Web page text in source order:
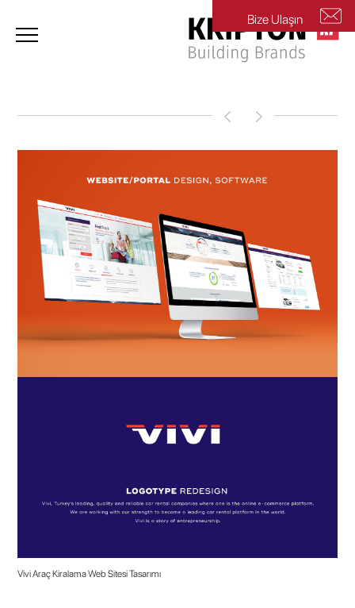
Vivi Araç Kiralama Web Sitesi Tasarımı
Bize Ulaşın